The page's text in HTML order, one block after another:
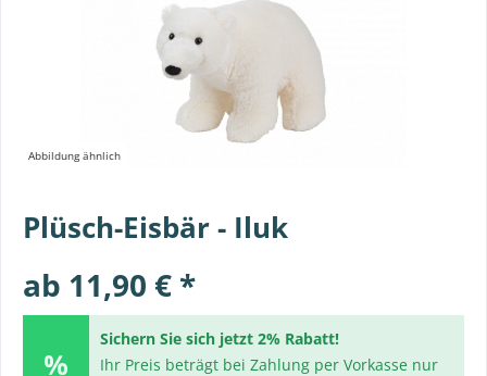
Abbildung ähnlich
Plüsch-Eisbär - Iluk
ab 11,90 € *
Sichern Sie sich jetzt 2% Rabatt!
Ihr Preis beträgt bei Zahlung per Vorkasse nur